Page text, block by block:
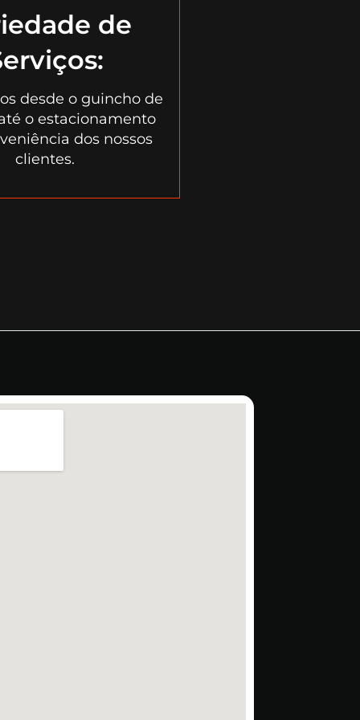
de
desde o guincho de
o estacionamento
dos nossos
clientes.